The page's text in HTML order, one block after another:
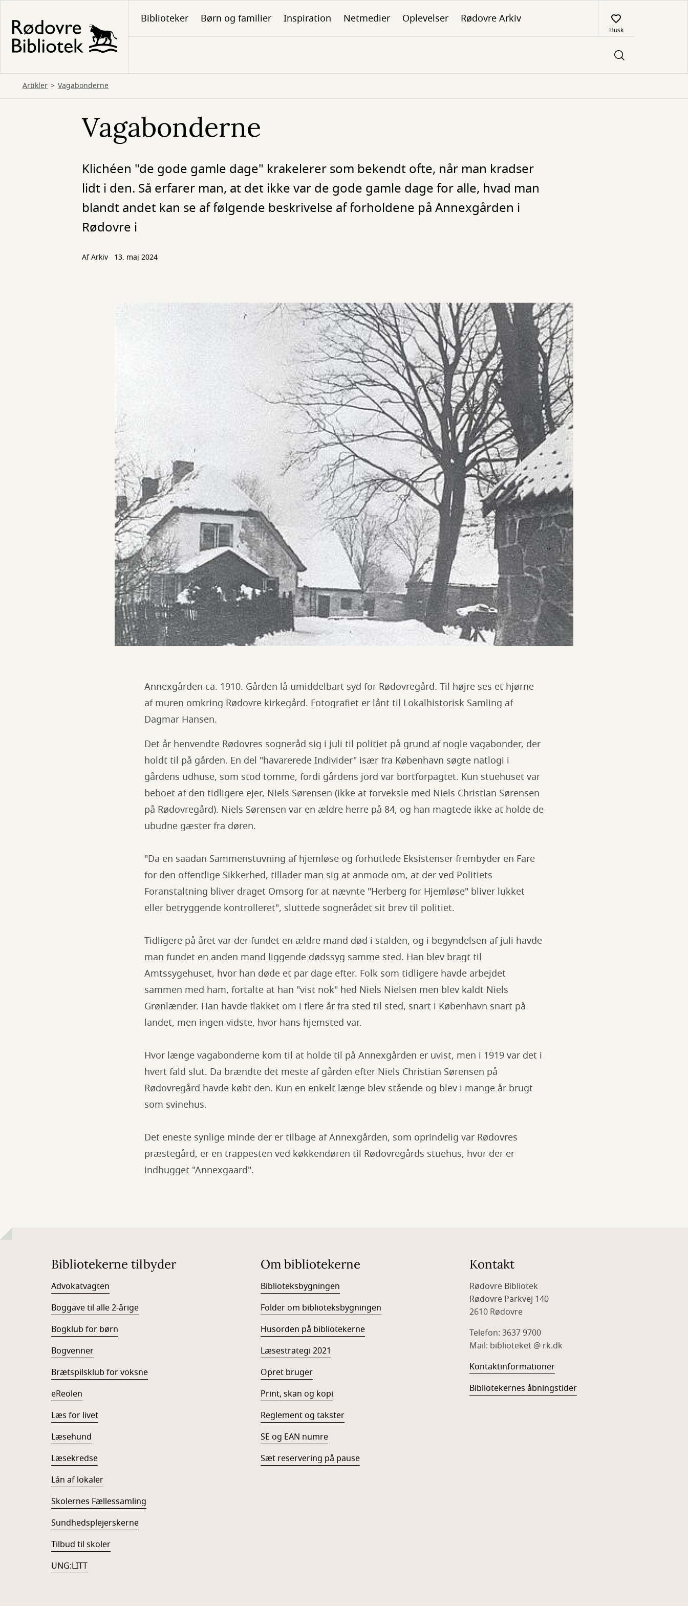
hovedindhold
Biblioteker Børn og familier Inspiration Netmedier Oplevelser Rødovre Arkiv
Husk
Artikler Vagabonderne
Vagabonderne
Klichéen "de gode gamle dage" krakelerer som bekendt ofte, når man kradser
lidt i den. Så erfarer man, at det ikke var de gode gamle dage for alle, hvad man
blandt andet kan se af følgende beskrivelse af forholdene på Annexgården i
Rødovre i
Af Arkiv 13. maj 2024
Annexgården ca. 1910. Gården lå umiddelbart syd for Rødovregård. Til højre ses et hjørne
af muren omkring Rødovre kirkegård. Fotografiet er lånt til Lokalhistorisk Samling af
Dagmar Hansen.
Det år henvendte Rødovres sogneråd sig i juli til politiet på grund af nogle vagabonder, der
holdt til på gården. En del "havarerede Individer" især fra København søgte natlogi i
gårdens udhuse, som stod tomme, fordi gårdens jord var bortforpagtet. Kun stuehuset var
beboet af den tidligere ejer, Niels Sørensen (ikke at forveksle med Niels Christian Sørensen
på Rødovregård). Niels Sørensen var en ældre herre på 84, og han magtede ikke at holde de
ubudne gæster fra døren.
"Da en saadan Sammenstuvning af hjemløse og forhutlede Eksistenser frembyder en Fare
for den offentlige Sikkerhed, tillader man sig at anmode om, at der ved Politiets
Foranstaltning bliver draget Omsorg for at nævnte "Herberg for Hjemløse" bliver lukket
eller betryggende kontrolleret", sluttede sognerådet sit brev til politiet.
Tidligere på året var der fundet en ældre mand død i stalden, og i begyndelsen af juli havde
man fundet en anden mand liggende dødssyg samme sted. Han blev bragt til
Amtssygehuset, hvor han døde et par dage efter. Folk som tidligere havde arbejdet
sammen med ham, fortalte at han "vist nok" hed Niels Nielsen men blev kaldt Niels
Grønlænder. Han havde flakket om i flere år fra sted til sted, snart i København snart på
landet, men ingen vidste, hvor hans hjemsted var.
Hvor længe vagabonderne kom til at holde til på Annexgården er uvist, men i 1919 var det i
hvert fald slut. Da brændte det meste af gården efter Niels Christian Sørensen på
Rødovregård havde købt den. Kun en enkelt længe blev stående og blev i mange år brugt
som svinehus.
Det eneste synlige minde der er tilbage af Annexgården, som oprindelig var Rødovres
præstegård, er en trappesten ved køkkendøren til Rødovregårds stuehus, hvor der er
indhugget "Annexgaard".
Bibliotekerne tilbyder
Advokatvagten
Boggave til alle 2-årige
Bogklub for børn
Bogvenner
Brætspilsklub for voksne
eReolen
Læs for livet
Læsehund
Læsekredse
Lån af lokaler
Skolernes Fællessamling
Sundhedsplejerskerne
Tilbud til skoler
UNG:LITT
Om bibliotekerne
Biblioteksbygningen
Folder om biblioteksbygningen
Husorden på bibliotekerne
Læsestrategi 2021
Opret bruger
Print, skan og kopi
Reglement og takster
SE og EAN numre
Sæt reservering på pause
Kontakt
Rødovre Bibliotek
Rødovre Parkvej 140
2610 Rødovre
Telefon: 3637 9700
Mail: biblioteket @ rk.dk
Kontaktinformationer
Bibliotekernes åbningstider